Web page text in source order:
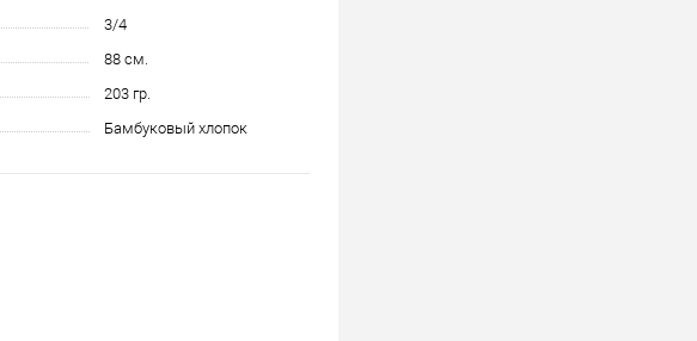
3/4
88 см.
203 гр.
Бамбуковый хлопок